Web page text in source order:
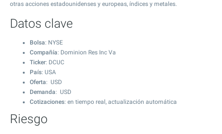
otras acciones estadounidenses y europeas, índices y metales.
Datos clave
Bolsa: NYSE
Compañía: Dominion Res Inc Va
Ticker: DCUC
País: USA
Oferta: USD
Demanda: USD
Cotizaciones: en tiempo real, actualización automática
Riesgo